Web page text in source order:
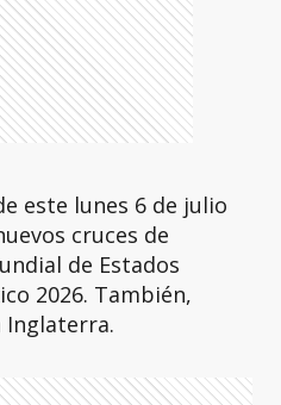
este lunes 6 de julio
cruces de
de Estados
2026. También,
Inglaterra.